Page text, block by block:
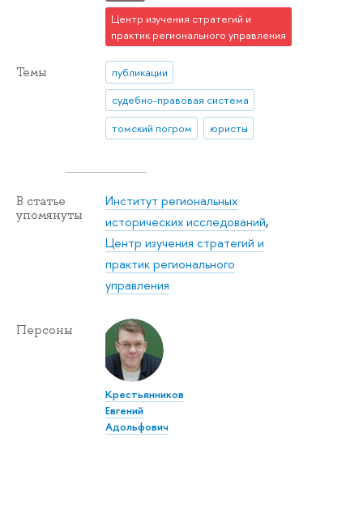
Центр изучения стратегий и
практик регионального управления
Темы
публикации
судебно-правовая система
томский погром
юристы
В статье
упомянуты
Институт региональных
исторических исследований,
Центр изучения стратегий и
практик регионального
управления
Персоны
Крестьянников
Евгений
Адольфович